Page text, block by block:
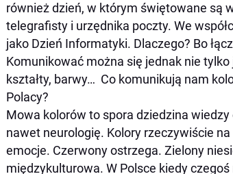
również dzień, w którym świętowane są
telegrafisty i urzędnika poczty. We
jako Dzień Informatyki. Dlaczego? Bo
Komunikować można się jednak nie
kształty, barwy… Co komunikują nam
Polacy?
Mowa kolorów to spora dziedzina
nawet neurologię. Kolory rzeczywiście
emocje. Czerwony ostrzega. Zielony
międzykulturowa. W Polsce kiedy